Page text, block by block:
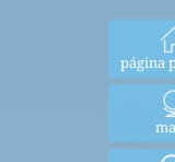
página